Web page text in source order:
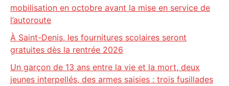
mobilisation en octobre avant la mise en service de
l’autoroute
À Saint-Denis, les fournitures scolaires seront
gratuites dès la rentrée 2026
Un garçon de 13 ans entre la vie et la mort, deux
jeunes interpellés, des armes saisies : trois fusillades